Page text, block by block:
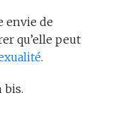
envie de
qu’elle peut
.
bis.